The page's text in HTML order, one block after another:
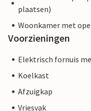
plaatsen)
Woonkamer met
Voorzieningen
Elektrisch fornuis
Koelkast
Afzuigkap
Vriesvak